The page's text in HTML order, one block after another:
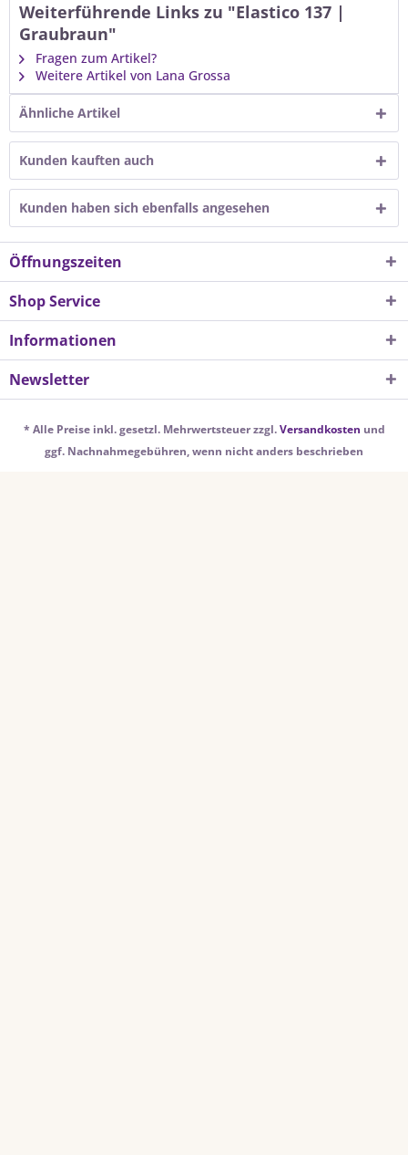
Weiterführende Links zu "Elastico 137 |
Graubraun"
Fragen zum Artikel?
Weitere Artikel von Lana Grossa
Ähnliche Artikel
Kunden kauften auch
Kunden haben sich ebenfalls angesehen
Öffnungszeiten
Shop Service
Informationen
Newsletter
* Alle Preise inkl. gesetzl. Mehrwertsteuer zzgl.Versandkosten und
ggf. Nachnahmegebühren, wenn nicht anders beschrieben